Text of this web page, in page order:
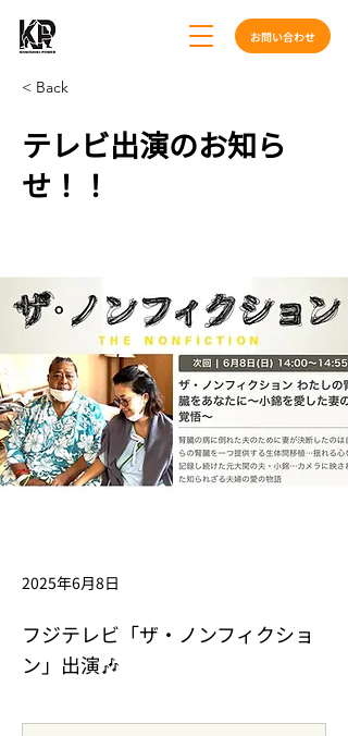
お問い合わせ
< Back
テレビ出演のお知ら
せ！！
2025年6月8日
フジテレビ「ザ・ノンフィクショ
ン」出演🎶